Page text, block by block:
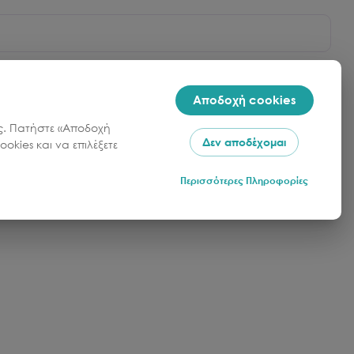
ανθεκτικό από το συνηθισμένο γυαλί.
τον χώρο, διατηρεί τη φωτεινότητα και
Πατήστε «Αποδοχή
και να επιλέξετε
Αποδοχή cookies
Δεν αποδέχομαι
Περισσότερες Πληροφορίες